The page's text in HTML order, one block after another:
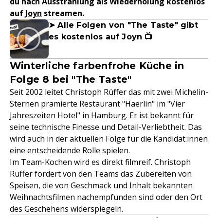
auf Joyn streamen.
➤ Alle Folgen von "The Taste" gibt
es kostenlos auf Joyn 📺
Winterliche farbenfrohe Küche in
Folge 8 bei "The Taste"
Seit 2002 leitet Christoph Rüffer das mit zwei Michelin-
Sternen prämierte Restaurant "Haerlin" im "Vier
Jahreszeiten Hotel" in Hamburg. Er ist bekannt für
seine technische Finesse und Detail-Verliebtheit. Das
wird auch in der aktuellen Folge für die Kandidat:innen
eine entscheidende Rolle spielen.
Im Team-Kochen wird es direkt filmreif. Christoph
Rüffer fordert von den Teams das Zubereiten von
Speisen, die von Geschmack und Inhalt bekannten
Weihnachtsfilmen nachempfunden sind oder den Ort
des Geschehens widerspiegeln.